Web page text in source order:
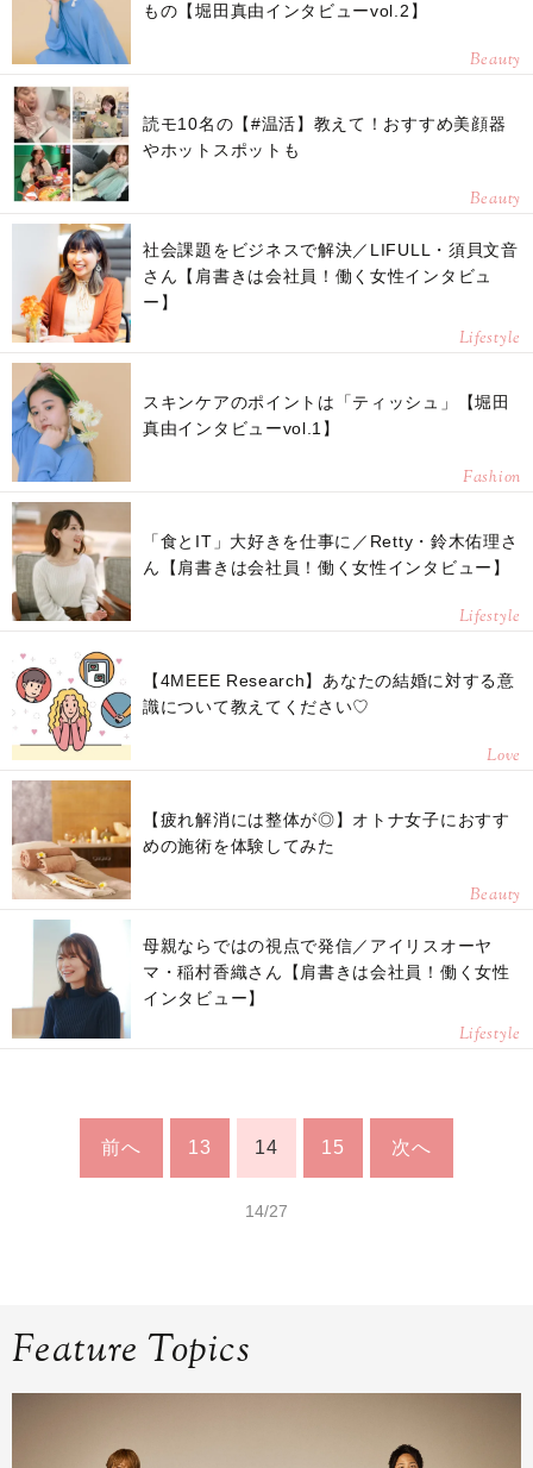
もの【堀田真由インタビューvol.2】
Beauty
読モ10名の【#温活】教えて！おすすめ美顔器
やホットスポットも
Beauty
社会課題をビジネスで解決／LIFULL・須貝文音
さん【肩書きは会社員！働く女性インタビュ
ー】
Lifestyle
スキンケアのポイントは「ティッシュ」【堀田
真由インタビューvol.1】
Fashion
「食とIT」大好きを仕事に／Retty・鈴木佑理さ
ん【肩書きは会社員！働く女性インタビュー】
Lifestyle
【4MEEE Research】あなたの結婚に対する意
識について教えてください♡
Love
【疲れ解消には整体が◎】オトナ女子におすす
めの施術を体験してみた
Beauty
母親ならではの視点で発信／アイリスオーヤ
マ・稲村香織さん【肩書きは会社員！働く女性
インタビュー】
Lifestyle
前へ 13 14 15 次へ
14/27
Feature Topics